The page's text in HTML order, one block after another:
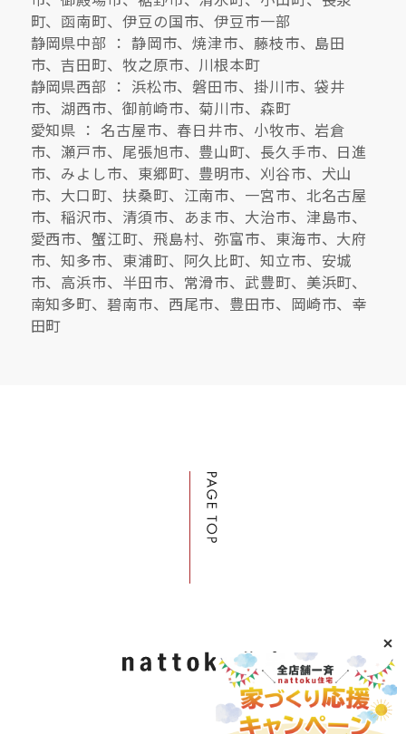
町、函南町、伊豆の国市、伊豆市一部
静岡県中部 ： 静岡市、焼津市、藤枝市、島田
市、吉田町、牧之原市、川根本町
静岡県西部 ： 浜松市、磐田市、掛川市、袋井
市、湖西市、御前崎市、菊川市、森町
愛知県 ： 名古屋市、春日井市、小牧市、岩倉
市、瀬戸市、尾張旭市、豊山町、長久手市、日進
市、みよし市、東郷町、豊明市、刈谷市、犬山
市、大口町、扶桑町、江南市、一宮市、北名古屋
市、稲沢市、清須市、あま市、大治市、津島市、
愛西市、蟹江町、飛島村、弥富市、東海市、大府
市、知多市、東浦町、阿久比町、知立市、安城
市、高浜市、半田市、常滑市、武豊町、美浜町、
南知多町、碧南市、西尾市、豊田市、岡崎市、幸
田町